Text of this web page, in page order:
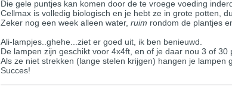
Die gele puntjes kan komen door de te vroege voeding
Cellmax is volledig biologisch en je hebt ze in grote potten,
Zeker nog een week alleen water, ruim rondom de plantjes
Ali-lampjes..ghehe...ziet er goed uit, ik ben benieuwd.
De lampen zijn geschikt voor 4x4ft, en of je daar nou 3 of
Als ze niet strekken (lange stelen krijgen) hangen je lampen
Succes!